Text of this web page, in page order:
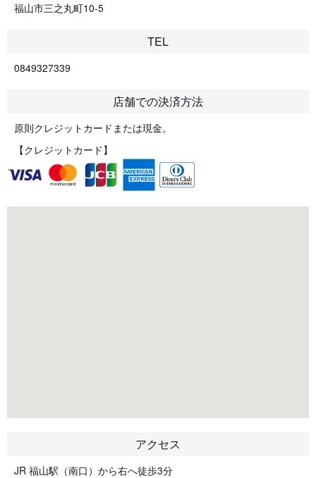
福山市三之丸町10-5
TEL
0849327339
店舗での決済方法
原則クレジットカードまたは現金。
【クレジットカード】
アクセス
JR 福山駅（南口）から右へ徒歩3分